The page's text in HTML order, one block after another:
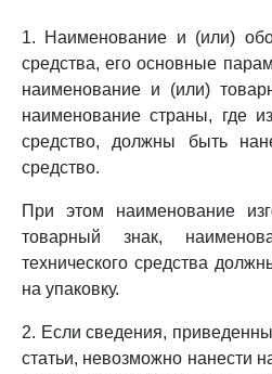
1. Наименование и (или)
средства, его основные
наименование и (или)
наименование страны, где
средство, должны быть
средство.
При этом наименование
товарный знак,
технического средства
на упаковку.
2. Если сведения,
статьи, невозможно нанести